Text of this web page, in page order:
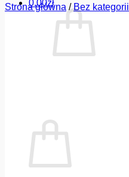
0.00zł
Strona główna / Bez kategorii